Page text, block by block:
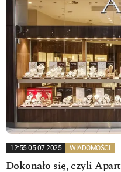
12:55 05.07.2025 WIADOMOŚCI
Dokonało się, czyli